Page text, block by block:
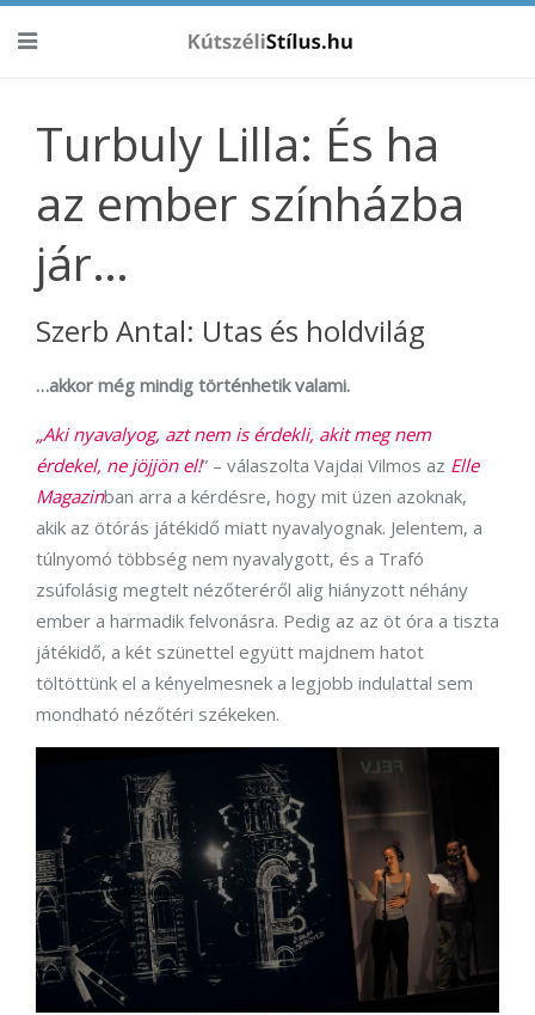
Turbuly Lilla: És ha
az ember színházba
jár…
Szerb Antal: Utas és holdvilág
…akkor még mindig történhetik valami.
„Aki nyavalyog, azt nem is érdekli, akit meg nem
érdekel, ne jöjjön el!” – válaszolta Vajdai Vilmos az Elle
Magazinban arra a kérdésre, hogy mit üzen azoknak,
akik az ötórás játékidő miatt nyavalyognak. Jelentem, a
túlnyomó többség nem nyavalygott, és a Trafó
zsúfolásig megtelt nézőteréről alig hiányzott néhány
ember a harmadik felvonásra. Pedig az az öt óra a tiszta
játékidő, a két szünettel együtt majdnem hatot
töltöttünk el a kényelmesnek a legjobb indulattal sem
mondható nézőtéri székeken.